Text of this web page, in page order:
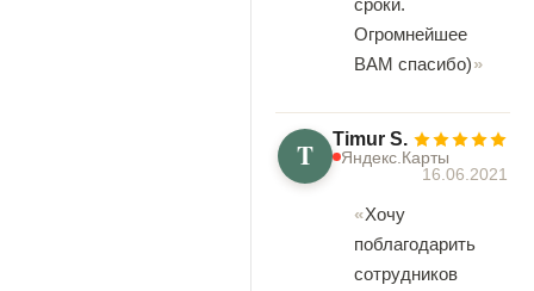
Огромнейшее
ВАМ спасибо)
T Timur S.
Яндекс.Карты
16.06.2021
Хочу
поблагодарить
сотрудников